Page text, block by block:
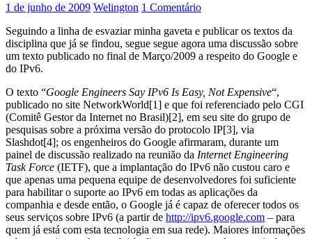
segurança
1 de junho de 2009 Welington 1 Comentário
Seguindo a linha de esvaziar minha gaveta e publicar os textos da
disciplina que já se findou, segue segue agora uma discussão sobre
um texto publicado no final de Março/2009 a respeito do Google e
do IPv6.
O texto “Google Engineers Say IPv6 Is Easy, Not Expensive“,
publicado no site NetworkWorld[1] e que foi referenciado pelo CGI
(Comitê Gestor da Internet no Brasil)[2], em seu site do grupo de
pesquisas sobre a próxima versão do protocolo IP[3], via
Slashdot[4]; os engenheiros do Google afirmaram, durante um
painel de discussão realizado na reunião da Internet Engineering
Task Force (IETF), que a implantação do IPv6 não custou caro e
que apenas uma pequena equipe de desenvolvedores foi suficiente
para habilitar o suporte ao IPv6 em todas as aplicações da
companhia e desde então, o Google já é capaz de oferecer todos os
seus serviços sobre IPv6 (a partir de http://ipv6.google.com – para
quem já está com esta tecnologia em sua rede). Maiores informações